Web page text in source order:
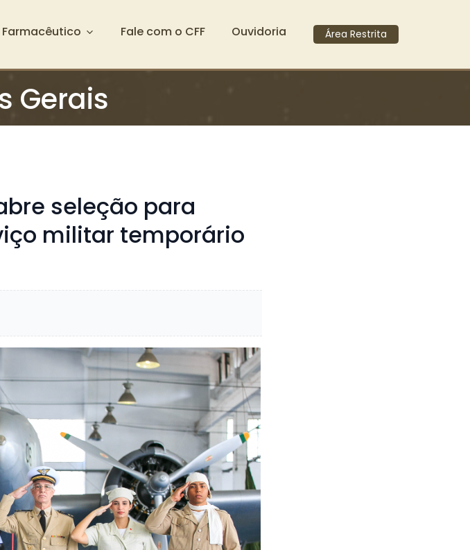
Farmacêutico Fale com o CFF Ouvidoria Área Restrita
Gerais
seleção para
militar temporário